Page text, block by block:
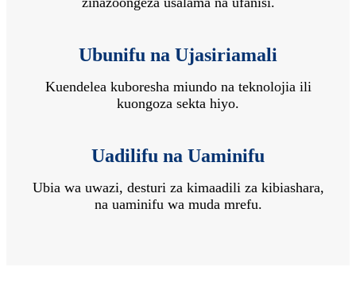
Ubunifu na Ujasiriamali
Kuendelea kuboresha miundo na teknolojia ili
kuongoza sekta hiyo.
Uadilifu na Uaminifu
Ubia wa uwazi, desturi za kimaadili za kibiashara,
na uaminifu wa muda mrefu.